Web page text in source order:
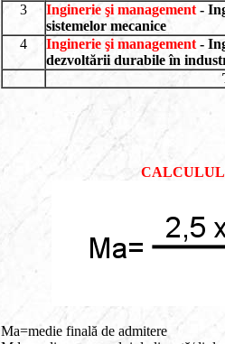
3
Inginerie şi management -
sistemelor mecanice
4
Inginerie şi management -
dezvoltării durabile în
Ma=medie finală de admitere